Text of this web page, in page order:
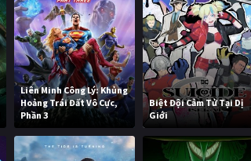
Liên Minh Công Lý: Khủng
Hoảng Trái Đất Vô Cực,
Phần 3
Biệt Đội Cảm Tử Tại Dị
Giới